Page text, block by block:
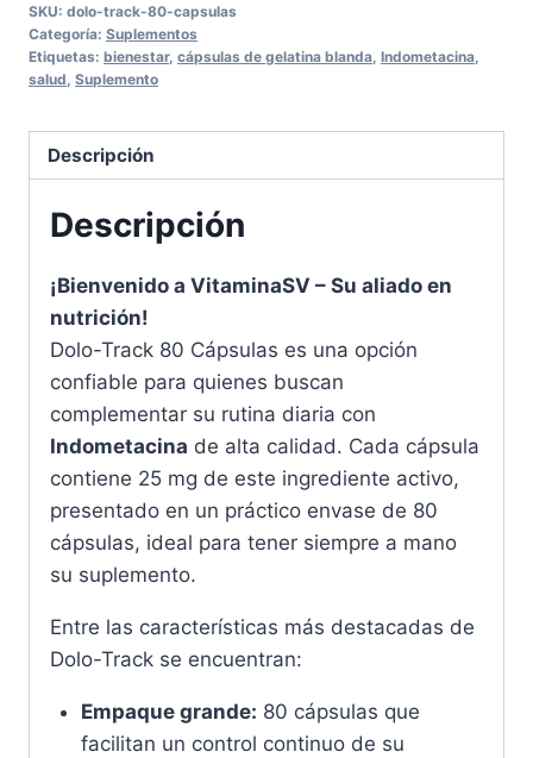
Cápsulas
de
Gelatina
Indometacina
cantidad
SKU: dolo-track-80-capsulas
Categoría: Suplementos
Etiquetas: bienestar, cápsulas de gelatina blanda Indometacina
salud Suplemento
Descripción
Descripción
¡Bienvenido a VitaminaSV – Su aliado en
nutrición!
Dolo-Track 80 Cápsulas es una opción
confiable para quienes buscan
complementar su rutina diaria con
Indometacina de alta calidad. Cada cápsula
contiene 25 mg de este ingrediente activo,
presentado en un práctico envase de 80
cápsulas, ideal para tener siempre a mano
su suplemento.
Entre las características más destacadas de
Dolo-Track se encuentran:
Empaque grande: 80 cápsulas que
facilitan un control continuo de su